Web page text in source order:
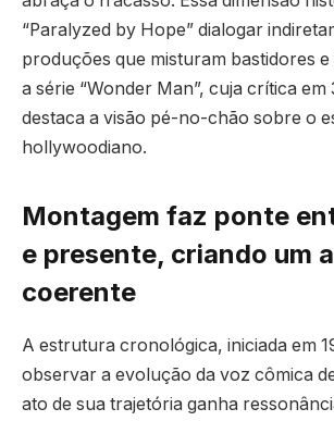
“Paralyzed by Hope” dialogar
produções que misturam bastidores
a série “Wonder Man”, cuja crítica em
destaca a visão pé-no-chão sobre o
hollywoodiano.
Montagem faz ponte
e presente, criando um
coerente
A estrutura cronológica, iniciada em
observar a evolução da voz cômica
ato de sua trajetória ganha